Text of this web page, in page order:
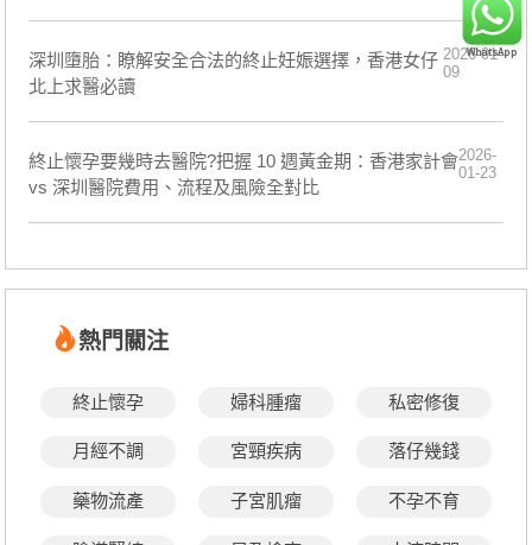
深圳墮胎：瞭解安全合法的終止妊娠選擇，香港女仔
北上求醫必讀
2026-01-
09
終止懷孕要幾時去醫院?把握 10 週黃金期：香港家計會
vs 深圳醫院費用、流程及風險全對比
2026-
01-23
熱門關注
終止懷孕 婦科腫瘤 私密修復
月經不調 宮頸疾病 落仔幾錢
藥物流產 子宮肌瘤 不孕不育